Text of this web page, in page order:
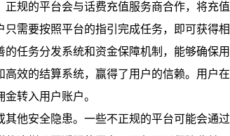
规的平台会与话费充值服务商合作，将充
需要按照平台的指引完成任务，即可获得相
任务分发系统和资金保障机制，能够确保
效的结算系统，赢得了用户的信赖。用户
转入用户账户。
他安全隐患。一些不正规的平台可能会通